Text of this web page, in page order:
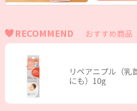
RECOMMEND おすすめ商品
リペアニプル（乳
にも）10g